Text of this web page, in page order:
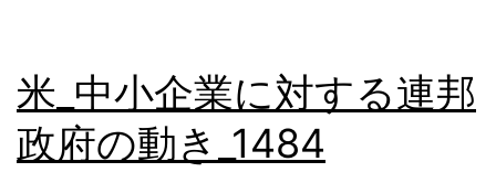
の
日
本
米_中小企業に対する連邦
政府の動き_1484